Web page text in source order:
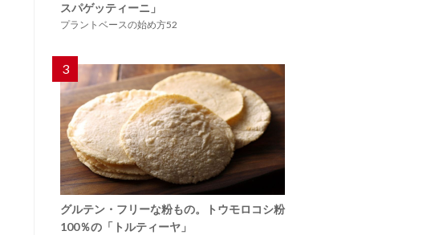
スパゲッティーニ」
プラントベースの始め方52
3
グルテン・フリーな粉もの。トウモロコシ粉
100％の「トルティーヤ」